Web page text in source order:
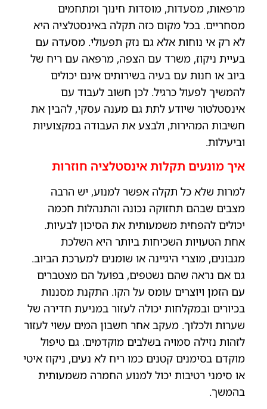
מרפאות, מסעדות, מוסדות חינוך ומתחמים
מסחריים. בכל מקום כזה תקלה באינסטלציה היא
לא רק אי נוחות אלא גם נזק תפעולי. מסעדה עם
בעיית ניקוז, משרד עם הצפה, מרפאה עם ריח של
ביוב או חנות עם בעיה בשירותים אינם יכולים
להמשיך לפעול כרגיל. לכן חשוב לעבוד עם
אינסטלטור שיודע לתת גם מענה עסקי, להבין את
חשיבות המהירות, ולבצע את העבודה במקצועיות
וביעילות.
איך מונעים תקלות אינסטלציה חוזרות
למרות שלא כל תקלה אפשר למנוע, יש הרבה
מצבים שבהם תחזוקה נכונה והתנהלות חכמה
יכולים להפחית משמעותית את הסיכון לבעיות.
אחת הטעויות השכיחות ביותר היא השלכת
מגבונים, מוצרי היגיינה או שומנים למערכת הביוב.
גם אם נראה שהם נשטפים, בפועל הם מצטברים
עם הזמן ויוצרים עומס על הקו. התקנת מסננות
בכיורים ובמקלחות יכולה לעזור במניעת חדירה של
שערות ולכלוך. מעקב אחר חשבון המים עשוי לעזור
לזהות נזילה סמויה בשלבים מוקדמים. גם טיפול
מוקדם בסימנים קטנים כמו ריח לא נעים, ניקוז איטי
או סימני רטיבות יכול למנוע החמרה משמעותית
בהמשך.